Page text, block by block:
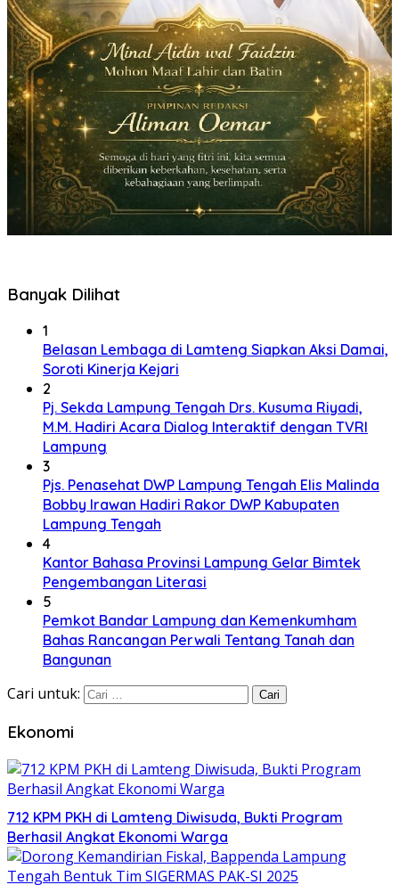
Banyak Dilihat
1
Belasan Lembaga di Lamteng Siapkan Aksi Damai,
Soroti Kinerja Kejari
2
Pj. Sekda Lampung Tengah Drs. Kusuma Riyadi,
M.M. Hadiri Acara Dialog Interaktif dengan TVRI
Lampung
3
Pjs. Penasehat DWP Lampung Tengah Elis Malinda
Bobby Irawan Hadiri Rakor DWP Kabupaten
Lampung Tengah
4
Kantor Bahasa Provinsi Lampung Gelar Bimtek
Pengembangan Literasi
5
Pemkot Bandar Lampung dan Kemenkumham
Bahas Rancangan Perwali Tentang Tanah dan
Bangunan
Cari untuk:
Ekonomi
712 KPM PKH di Lamteng Diwisuda, Bukti Program
Berhasil Angkat Ekonomi Warga